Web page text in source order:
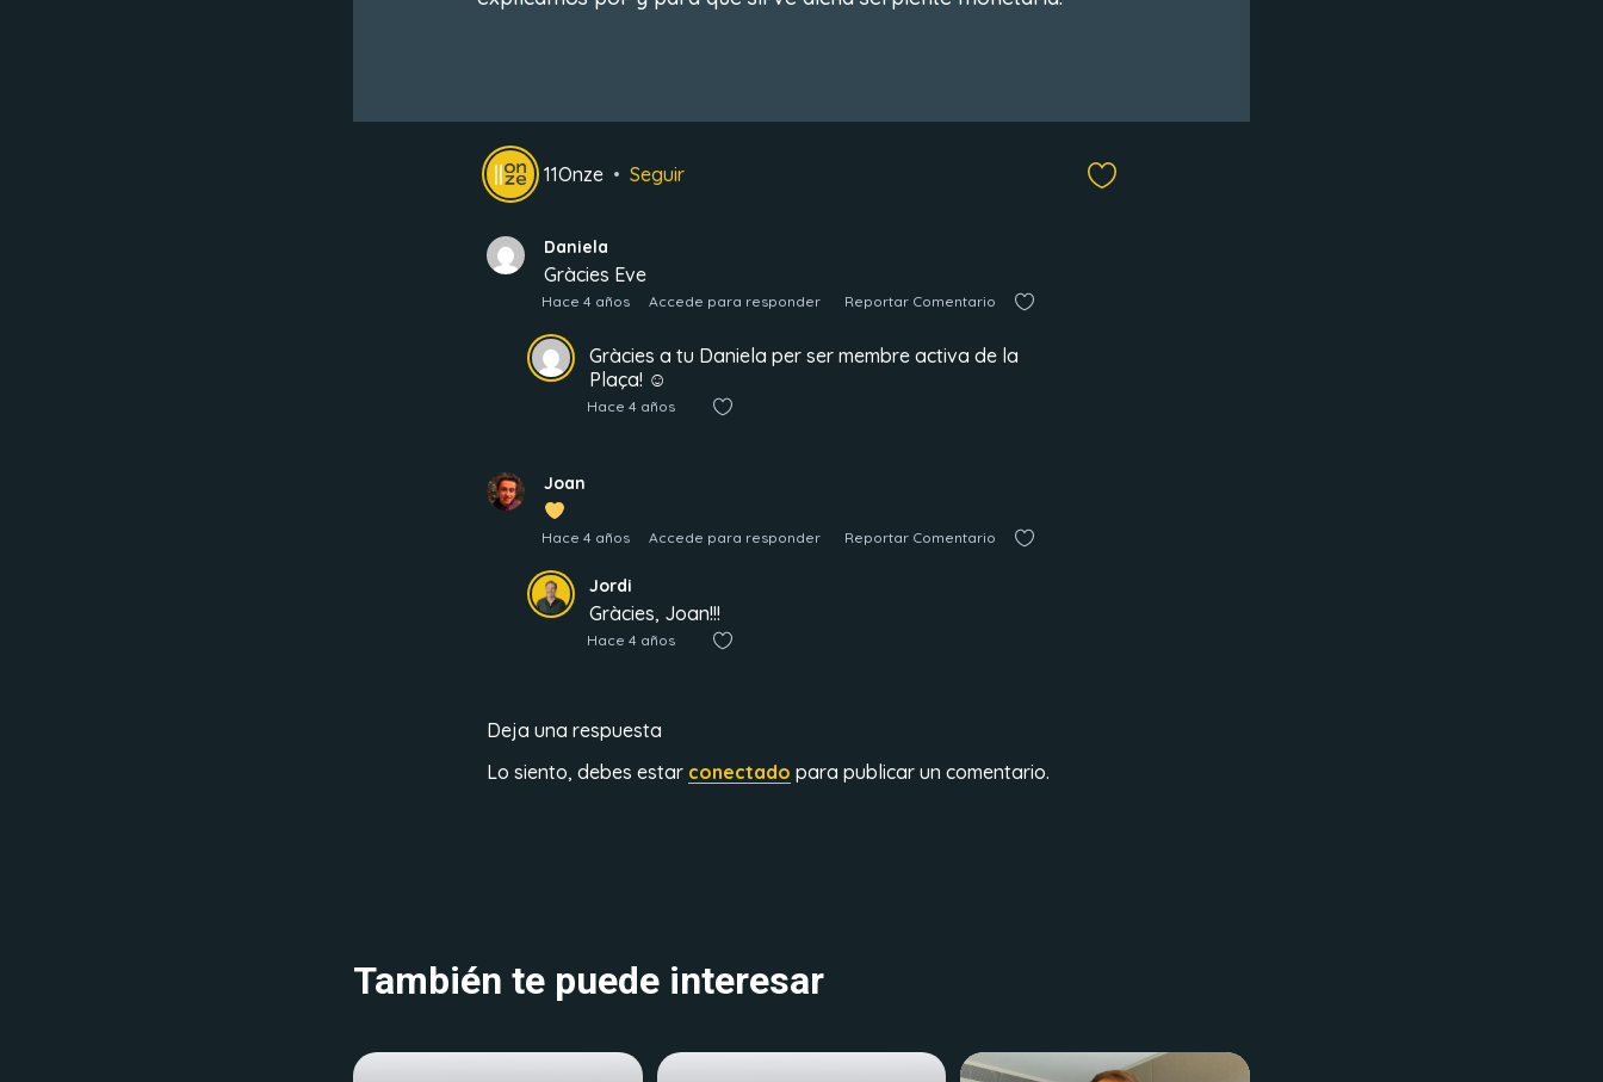
11Onze Seguir
Daniela
Gràcies Eve
Hace 4 años Accede para responder Reportar Comentario
Gràcies a tu Daniela per ser membre activa de la
Plaça! ☺
Hace 4 años
Joan
Hace 4 años Accede para responder Reportar Comentario
Jordi
Gràcies, Joan!!!
Hace 4 años
Deja una respuesta
Lo siento, debes estar conectado para publicar un comentario.
También te puede interesar